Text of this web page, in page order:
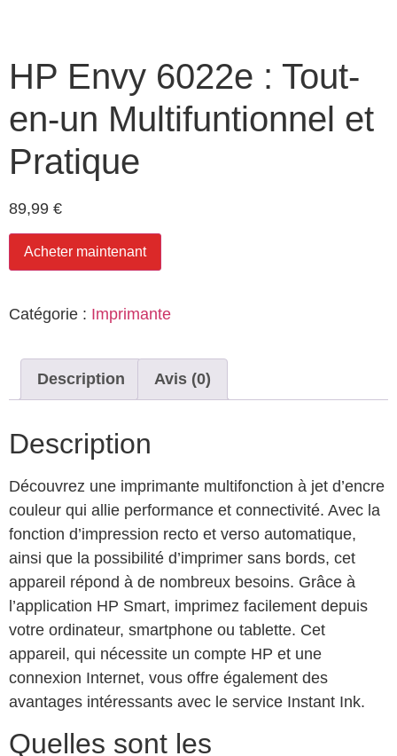
HP Envy 6022e : Tout-
en-un Multifuntionnel et
Pratique
89,99 €
Acheter maintenant
Catégorie : Imprimante
Description Avis (0)
Description
Découvrez une imprimante multifonction à jet d’encre
couleur qui allie performance et connectivité. Avec la
fonction d’impression recto et verso automatique,
ainsi que la possibilité d’imprimer sans bords, cet
appareil répond à de nombreux besoins. Grâce à
l’application HP Smart, imprimez facilement depuis
votre ordinateur, smartphone ou tablette. Cet
appareil, qui nécessite un compte HP et une
connexion Internet, vous offre également des
avantages intéressants avec le service Instant Ink.
Quelles sont les